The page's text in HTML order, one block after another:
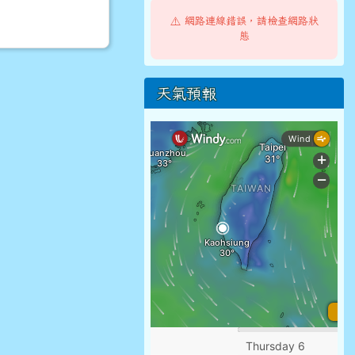
⚠️ 網路連線錯誤，請檢查網路狀
態
天氣預報